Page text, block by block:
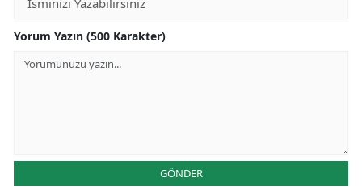
Yorum Yazın (500 Karakter)
GÖNDER